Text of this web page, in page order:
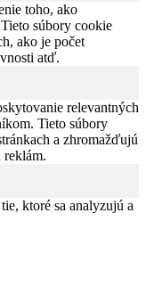
toho, ako
súbory cookie
ako je počet
atď.
relevantných
Tieto súbory
a zhromažďujú
reklám.
ktoré sa analyzujú a